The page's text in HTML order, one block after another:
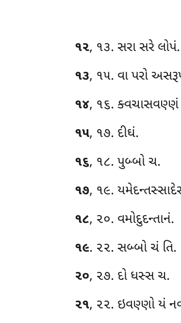
૧૨, ૧૩. સરાસરે લોપં.
૧૩, ૧૫. વા પરો
૧૪, ૧૬. ક્વચાસવણ્ણં
૧૫, ૧૭. દીઘં.
૧૬, ૧૮. પુબ્બો ચ.
૧૭, ૧૯.
૧૮, ૨૦. વમોદુદન્તાનં.
૧૯. ૨૨. સબ્બો ચં તિ.
૨૦, ૨૭. દો ધસ્સ ચ.
૨૧, ૨૨. ઇવણ્ણો યં